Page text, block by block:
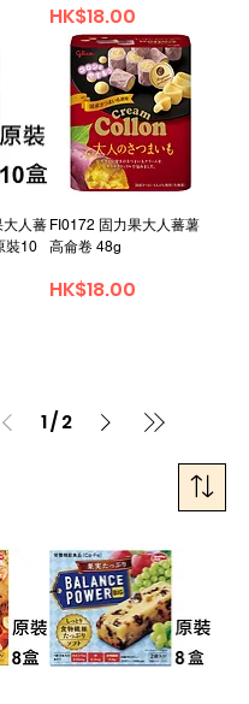
Price
HK$18.00
大人蕃
裝10
FI0172 固力果大人蕃薯
高侖卷 48g
Price
HK$18.00
1/2